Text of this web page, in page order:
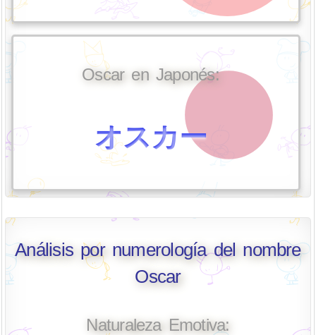
Oscar en Japonés:
オスカー
Análisis por numerología del nombre
Oscar
Naturaleza Emotiva: